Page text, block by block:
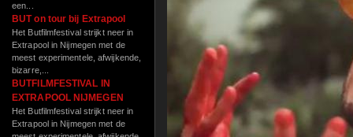
een...
BUT on tour bij Extrapool
Het Butfilmfestival strijkt neer in
Extrapool in Nijmegen met de
meest experimentele, afwijkende,
bizarre,...
BUTFILMFESTIVAL IN
EXTRAPOOL NIJMEGEN
Het Butfilmfestival strijkt neer in
Extrapool in Nijmegen met de